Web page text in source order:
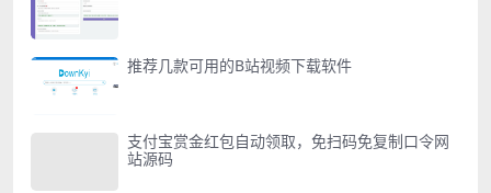
推荐几款可用的B站视频下载软件
支付宝赏金红包自动领取，免扫码免复制口令网
站源码